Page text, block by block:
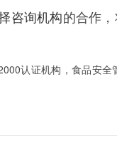
咨询机构的合作
认证机构，食品安